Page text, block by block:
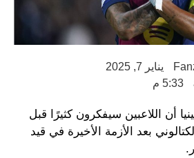
يناير 7, 2025
5:33 م
أن اللاعبين سيفكرون كثيرًا قبل
بعد الأزمة الأخيرة في قيد